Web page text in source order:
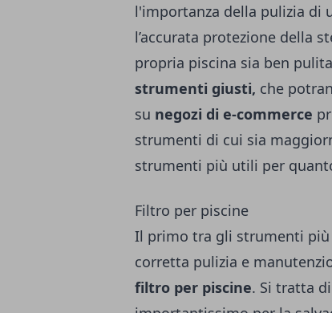
l'importanza della pulizia di
l’accurata protezione della
propria piscina sia ben
strumenti giusti, che
su negozi di e-commerce
strumenti di cui sia
strumenti più utili per
Filtro per piscine
Il primo tra gli strumenti
corretta pulizia e
filtro per piscine. Si tratta